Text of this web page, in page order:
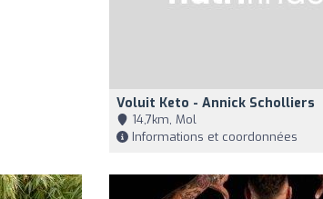
Voluit Keto - Annick Scholliers
14,7km, Mol
Informations et coordonnées